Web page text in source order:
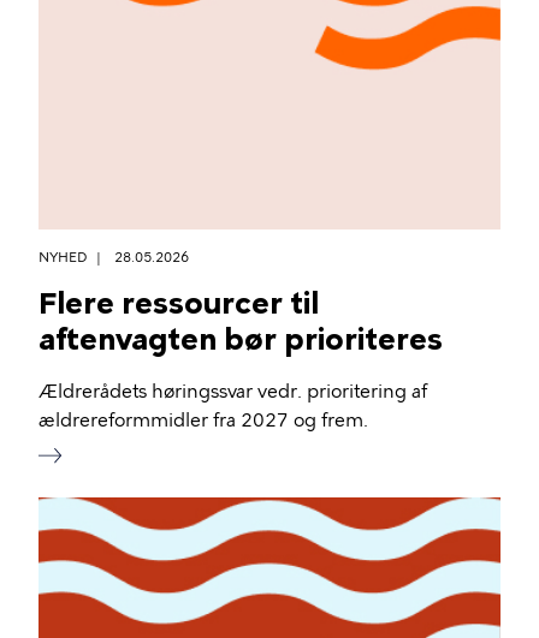
NYHED 28.05.2026
Flere ressourcer til
aftenvagten bør prioriteres
Ældrerådets høringssvar vedr. prioritering af
ældrereformmidler fra 2027 og frem.